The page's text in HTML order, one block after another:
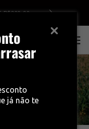
já não te
R$399,00